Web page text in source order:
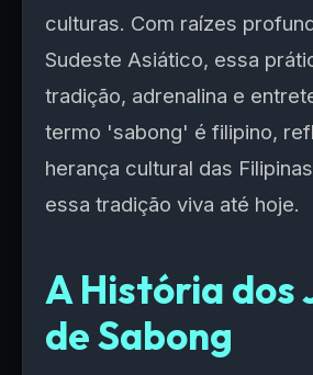
culturas. Com raízes
Sudeste Asiático, essa
tradição, adrenalina e
termo 'sabong' é filipino,
herança cultural das
essa tradição viva até hoje.
A História dos
de Sabong